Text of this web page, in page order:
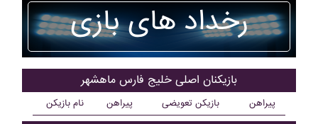
رخداد های بازی
بازیکنان اصلی خليج فارس ماهشهر
نام بازیکن پیراهن بازیکن تعویضی پیراهن